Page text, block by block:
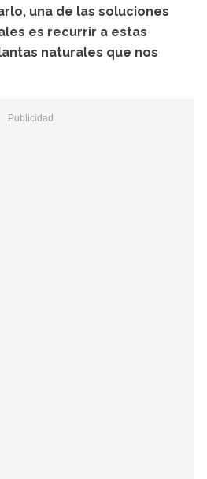
una de las soluciones
es recurrir a estas
naturales que nos